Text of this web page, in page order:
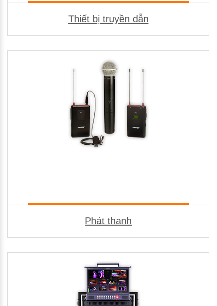
Thiết bị truyền dẫn
Phát thanh